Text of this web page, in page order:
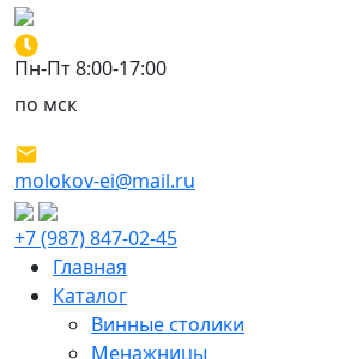
Пн-Пт 8:00-17:00
по мск
molokov-ei@mail.ru
+7 (987) 847-02-45
Главная
Каталог
Винные столики
Менажницы